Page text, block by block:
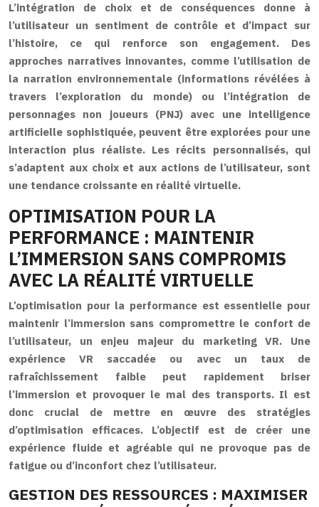
L’intégration de choix et de conséquences donne à
l’utilisateur un sentiment de contrôle et d’impact sur
l’histoire, ce qui renforce son engagement. Des
approches narratives innovantes, comme l’utilisation de
la narration environnementale (informations révélées à
travers l’exploration du monde) ou l’intégration de
personnages non joueurs (PNJ) avec une intelligence
artificielle sophistiquée, peuvent être explorées pour une
interaction plus réaliste. Les récits personnalisés, qui
s’adaptent aux choix et aux actions de l’utilisateur, sont
une tendance croissante en réalité virtuelle.
OPTIMISATION POUR LA
PERFORMANCE : MAINTENIR
L’IMMERSION SANS COMPROMIS
AVEC LA RÉALITÉ VIRTUELLE
L’optimisation pour la performance est essentielle pour
maintenir l’immersion sans compromettre le confort de
l’utilisateur, un enjeu majeur du marketing VR. Une
expérience VR saccadée ou avec un taux de
rafraîchissement faible peut rapidement briser
l’immersion et provoquer le mal des transports. Il est
donc crucial de mettre en œuvre des stratégies
d’optimisation efficaces. L’objectif est de créer une
expérience fluide et agréable qui ne provoque pas de
fatigue ou d’inconfort chez l’utilisateur.
GESTION DES RESSOURCES : MAXIMISER